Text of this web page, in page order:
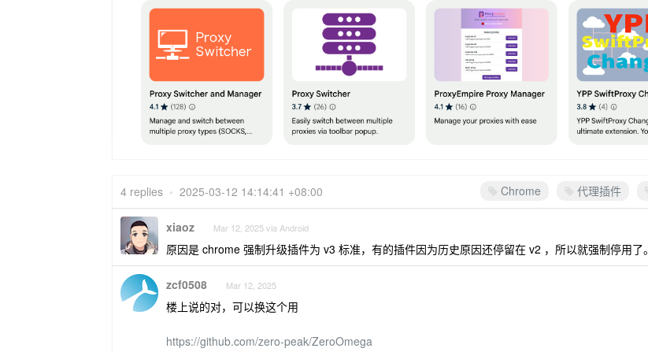
Chrome 代理插件
4 replies • 2025-03-12 14:14:41 +08:00
xiaoz Mar 12, 2025 via Android
原因是 chrome 强制升级插件为 v3 标准，有的插件因为历史原因还停留在 v2 ，所以就强制停用了。
zcf0508 Mar 12, 2025
楼上说的对，可以换这个用
https://github.com/zero-peak/ZeroOmega